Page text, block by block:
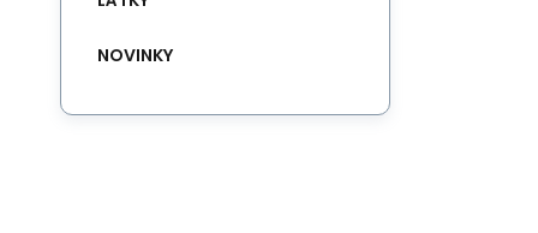
NOVINKY